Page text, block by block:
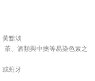
黃黯淡
茶、酒類與中藥等易染色素之
或蛀牙